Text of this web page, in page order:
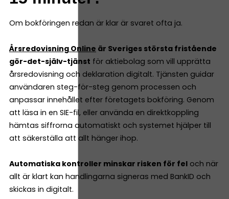
Om bokföringen redan är klar är svaret ofta ja.
Årsredovisning Online är Sveriges största fristående
gör-det-själv-tjänst för aktiebolag som vill upprätta
årsredovisning och deklaration digitalt. Tjänsten guidar
användaren steg-för-steg genom processen och
anpassar innehållet efter företagets bokföring. Genom
att läsa in en SIE-fil, eller använda en direktkoppling
hämtas siffrorna automatiskt och systemet hjälper till
att säkerställa att allt hänger ihop.
Automatiska kontroller minskar risken för fel och när
allt är klart kan handlingarna signeras med BankID och
skickas in digitalt.